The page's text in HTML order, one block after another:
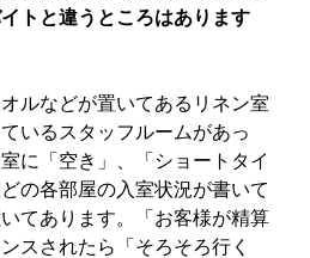
トと違うところはあります
ルなどが置いてあるリネン室
いるスタッフルームがあっ
に「空き」、「ショートタイ
の各部屋の入室状況が書いて
てあります。「お客様が精算
スされたら「そろそろ行く